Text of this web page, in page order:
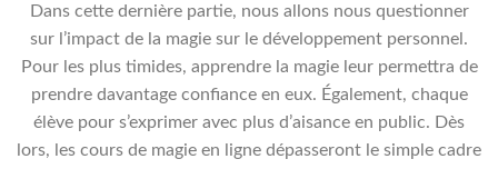
Dans cette dernière partie, nous allons nous questionner
sur l’impact de la magie sur le développement personnel.
Pour les plus timides, apprendre la magie leur permettra de
prendre davantage confiance en eux. Également, chaque
élève pour s’exprimer avec plus d’aisance en public. Dès
lors, les cours de magie en ligne dépasseront le simple cadre